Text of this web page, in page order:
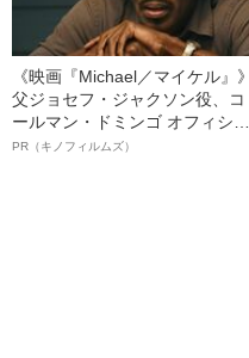
《映画『Michael／マイケル』》
父ジョセフ・ジャクソン役、コ
ールマン・ドミンゴ オフィシャ
ルインタビュー“観客を魅了した
PR（キノフィルムズ）